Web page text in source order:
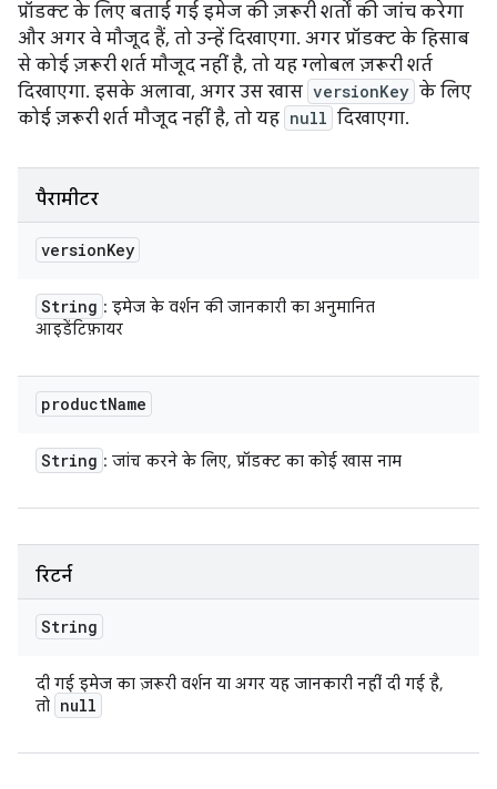
प्रॉडक्ट के लिए बताई गई इमेज की ज़रूरी शर्तों की जांच करेगा
और अगर वे मौजूद हैं, तो उन्हें दिखाएगा. अगर प्रॉडक्ट के हिसाब
से कोई ज़रूरी शर्त मौजूद नहीं है, तो यह ग्लोबल ज़रूरी शर्त
दिखाएगा. इसके अलावा, अगर उस खास versionKey के लिए
कोई ज़रूरी शर्त मौजूद नहीं है, तो यह null दिखाएगा.
पैरामीटर
versionKey
String : इमेज के वर्शन की जानकारी का अनुमानित
आइडेंटिफ़ायर
productName
String : जांच करने के लिए, प्रॉडक्ट का कोई खास नाम
रिटर्न
String
दी गई इमेज का ज़रूरी वर्शन या अगर यह जानकारी नहीं दी गई है,
तो null